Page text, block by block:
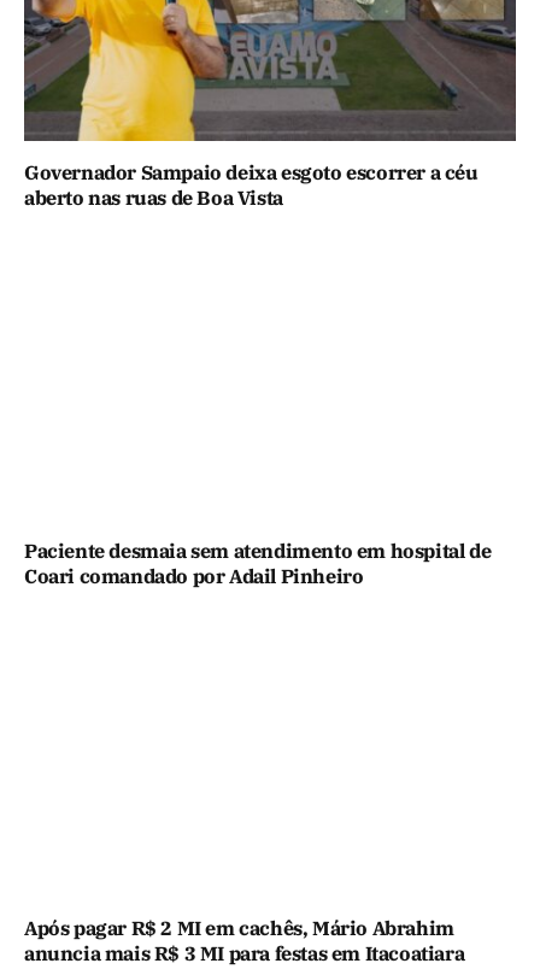
Governador Sampaio deixa esgoto escorrer a céu
aberto nas ruas de Boa Vista
Paciente desmaia sem atendimento em hospital de
Coari comandado por Adail Pinheiro
Após pagar R$ 2 MI em cachês, Mário Abrahim
anuncia mais R$ 3 MI para festas em Itacoatiara